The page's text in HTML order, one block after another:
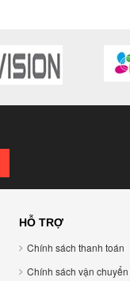
HỖ TRỢ
Chính sách thanh toán
Chính sách vận chuyển